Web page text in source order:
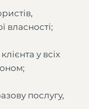
власності;
у всіх
послугу,